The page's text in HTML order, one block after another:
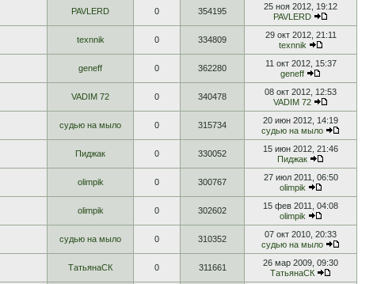
PAVLERD 0 354195
25 ноя 2012, 19:12
PAVLERD
texnnik 0 334809
29 окт 2012, 21:11
texnnik
geneff 0 362280
11 окт 2012, 15:37
geneff
VADIM 72 0 340478
08 окт 2012, 12:53
VADIM 72
судью на мыло 0 315734
20 июн 2012, 14:19
судью на мыло
Пиджак 0 330052
15 июн 2012, 21:46
Пиджак
olimpik 0 300767
27 июл 2011, 06:50
olimpik
olimpik 0 302602
15 фев 2011, 04:08
olimpik
судью на мыло 0 310352
07 окт 2010, 20:33
судью на мыло
ТатьянаСК 0 311661
26 мар 2009, 09:30
ТатьянаСК